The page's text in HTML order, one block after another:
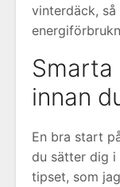
vinterdäck,
innan
En bra start
du sätter dig i
tipset, som